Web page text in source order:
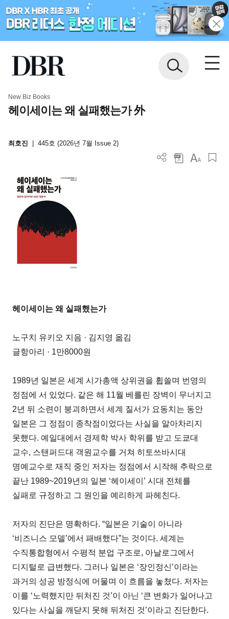
New Biz Books
헤이세이는 왜 실패했는가 外
최호진 445호 (2026년 7월 Issue 2)
헤이세이는 왜 실패했는가
노구치 유키오 지음 · 김지영 옮김
글항아리 · 1만8000원
1989년 일본은 세계 시가총액 상위권을 휩쓸며 번영의
정점에 서 있었다. 같은 해 11월 베를린 장벽이 무너지고
2년 뒤 소련이 붕괴하면서 세계 질서가 요동치는 동안
일본은 그 정점이 종착점이었다는 사실을 알아차리지
못했다. 예일대에서 경제학 박사 학위를 받고 도쿄대
교수, 스탠퍼드대 객원교수를 거쳐 히토쓰바시대
명예교수로 재직 중인 저자는 정점에서 시작해 추락으로
끝난 1989~2019년의 일본 ‘헤이세이’ 시대 전체를
실패로 규정하고 그 원인을 예리하게 파헤친다.
저자의 진단은 명확하다. “일본은 기술이 아니라
‘비즈니스 모델’에서 패배했다”는 것이다. 세계는
수직통합형에서 수평적 분업 구조로, 아날로그에서
디지털로 급변했다. 그러나 일본은 ‘장인정신’이라는
과거의 성공 방정식에 머물며 이 흐름을 놓쳤다. 저자는
이를 ‘노력했지만 뒤처진 것’이 아닌 ‘큰 변화가 일어나고
있다는 사실을 깨닫지 못해 뒤처진 것’이라고 진단한다.